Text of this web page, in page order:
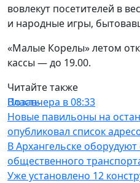
вовлекут посетителей в
и народные игры,
«Малые Корелы» летом
кассы — до 19.00.
Читайте также
Власть
Позавчера в 08:33
Новые павильоны на
опубликовал список
В Архангельске оборудуют
общественного
Уже установлено 12